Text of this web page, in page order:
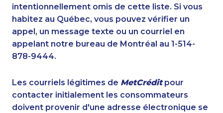
1-778-662-5025
1-587-316-3326
1-437-900-0372
1-778-329-9754
1-587-316-3402
1-506-300-4127
1-438-289-3585
1-437-900-0377
1-778-401-2194
1-587-409-6657
1-604-282-3653
1-780-423-9154
1-778-249-5015
intentionnellement omis de cette liste. Si vous
habitez au Québec, vous pouvez vérifier un
appel, un message texte ou un courriel en
appelant notre bureau de Montréal au 1-514-
878-9444.
Les courriels légitimes de MetCréditpour
contacter initialement les consommateurs
doivent provenir d'une adresse électronique se